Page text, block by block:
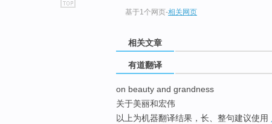
基于1个网页-相关网页
相关文章
有道翻译
on beauty and grandness
关于美丽和宏伟
以上为机器翻译结果，长、整句建议使用